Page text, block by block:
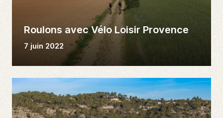
Roulons avec Vélo Loisir Provence
7 juin 2022